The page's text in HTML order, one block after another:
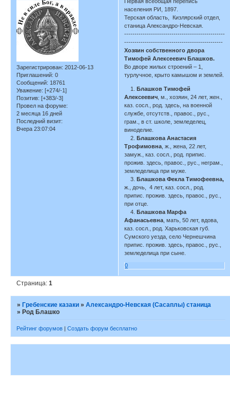
Зарегистрирован: 2012-06-13
Приглашений: 0
Сообщений: 18761
Уважение: [+274/-1]
Позитив: [+383/-3]
Провел на форуме:
2 месяца 16 дней
Последний визит:
Вчера 23:07:04
населения РИ, 1897.
Терская область, Кизлярский отдел,
станица Александро-Невская.
-------------------------------------------------
------------------------------------------------
Хозяин собственного двора
Тимофей Алексеевич Блашков.
Во дворе жилых строений – 1,
турлучное, крыто камышом и землей.
1.Блашков Тимофей
Алексеевич , м., хозяин, 24 лет, жен.,
каз. сосл., род. здесь, на военной
службе, отсутств., правос., рус.,
грам., в ст. школе, земледелец,
виноделие.
2.Блашкова Анастасия
Трофимовна , ж., жена, 22 лет,
замуж., каз. сосл., род. припис.
прожив. здесь, правос., рус., неграм.,
земледелица при муже.
3.Блашкова Фекла Тимофеевна,
ж., дочь, 4 лет, каз. сосл., род.
припис. прожив. здесь, правос., рус.,
при отце.
4.Блашкова Марфа
Афанасьевна , мать, 50 лет, вдова,
каз. сосл., род. Харьковская губ.
Сумского уезда, село Чернешчина
припис. прожив. здесь, правос., рус.,
земледелица при сыне.
0
Страница:1
» Гребенские казаки »Александро-Невская (Сасаплы) станица
» Род Блашко
Рейтинг форумов | Создать форум бесплатно